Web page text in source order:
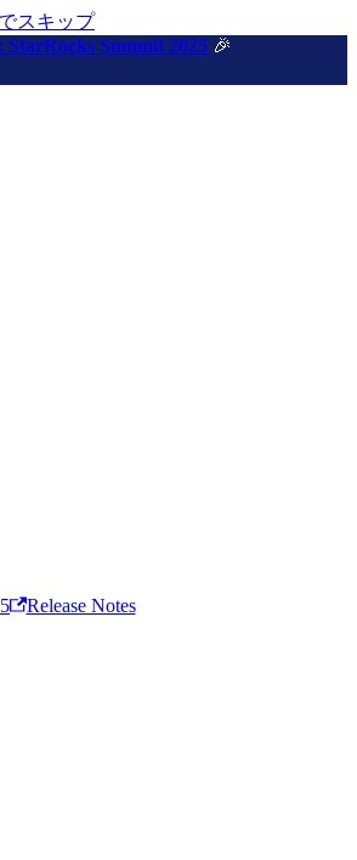
スキップ
StarRocks Summit 2025 🎉️
Release Notes